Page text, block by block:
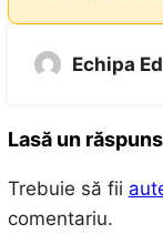
Echipa
Lasă un răspuns
Trebuie să fii
comentariu.